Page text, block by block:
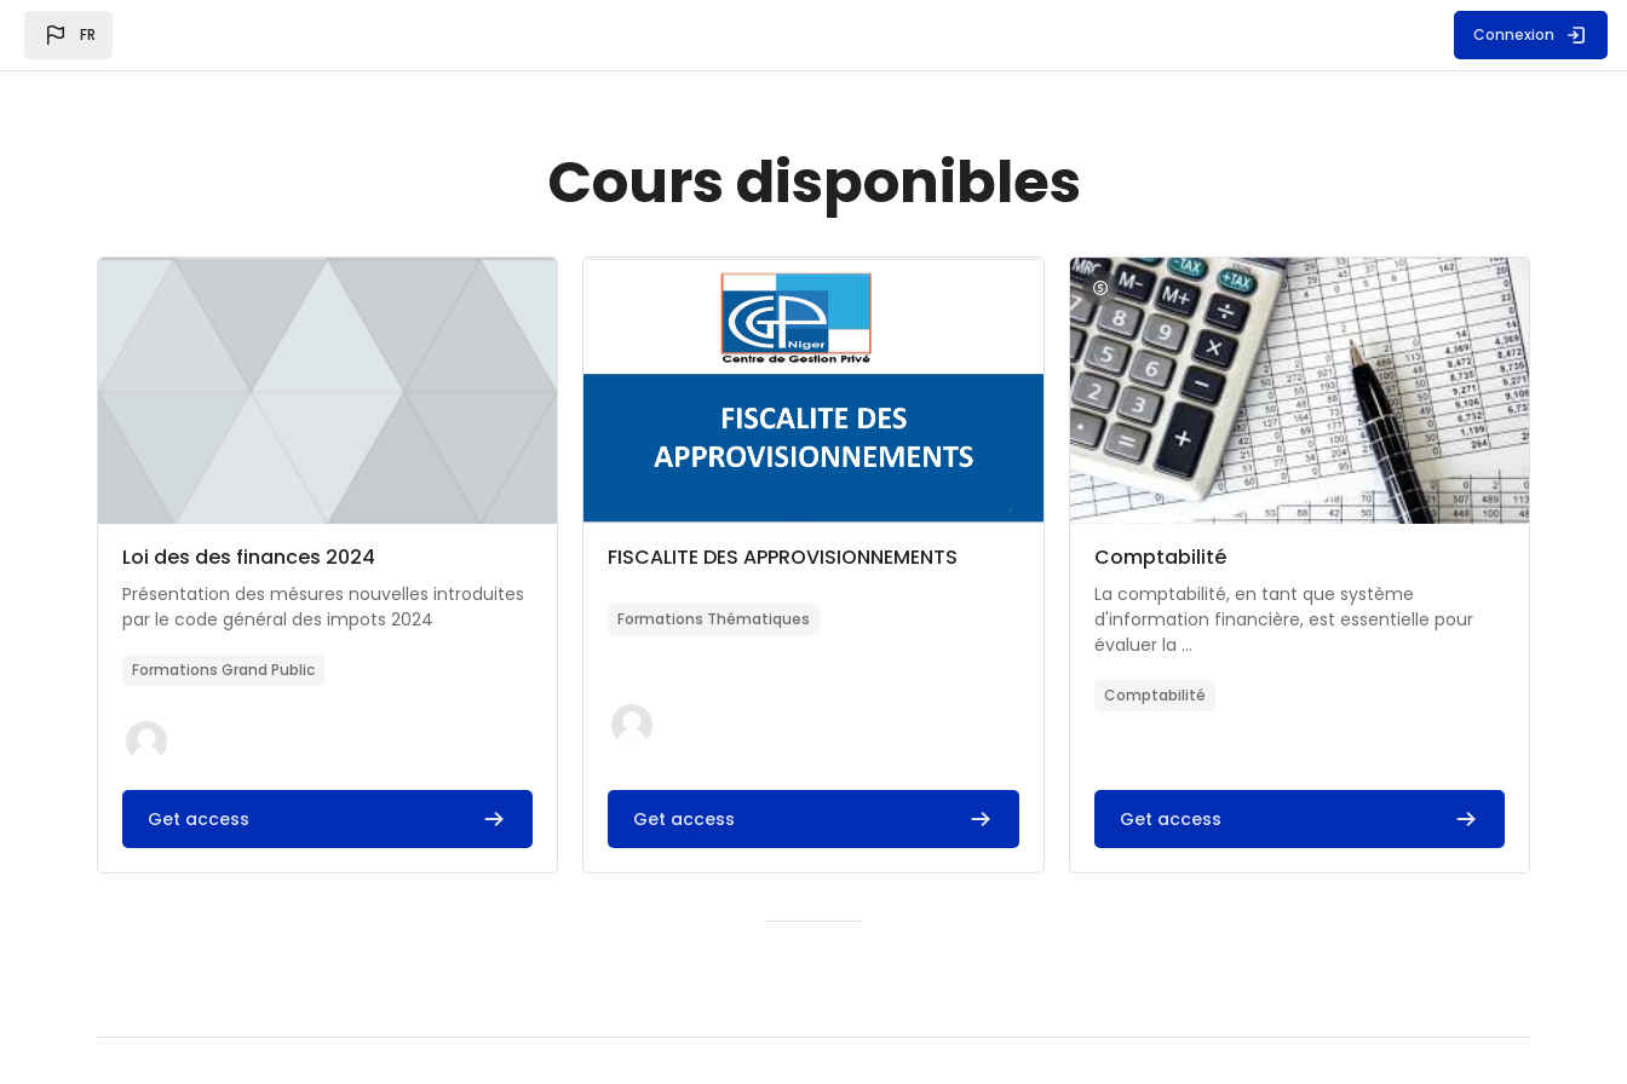
FR Connexion
Cours disponibles
Image du cours Loi des des finances 2024
Catégorie de cours
Nom du cours
Loi des des finances 2024
Résumé du cours :
Présentation des mésures nouvelles introduites
par le code général des impots 2024
Formations Grand Public
Get access
Image du cours FISCALITE DES APPROVISIONNEMENTS
Catégorie de cours
Nom du cours
FISCALITE DES APPROVISIONNEMENTS
Formations Thématiques
Get access
Image du cours Comptabilité
Catégorie de cours
Nom du cours
Comptabilité
Résumé du cours :
La comptabilité, en tant que système
d'information financière, est essentielle pour
évaluer la ...
Comptabilité
Get access